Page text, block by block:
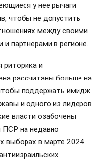
у нее рычаги
чтобы не допустить
между своими
партнерами в регионе.
риторика и
рассчитаны больше на
поддержать имидж
и одного из лидеров
власти озабочены
ПСР на недавно
выборах в марте 2024